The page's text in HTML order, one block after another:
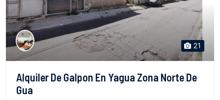
21
Alquiler De Galpon En Yagua Zona Norte De
Gua